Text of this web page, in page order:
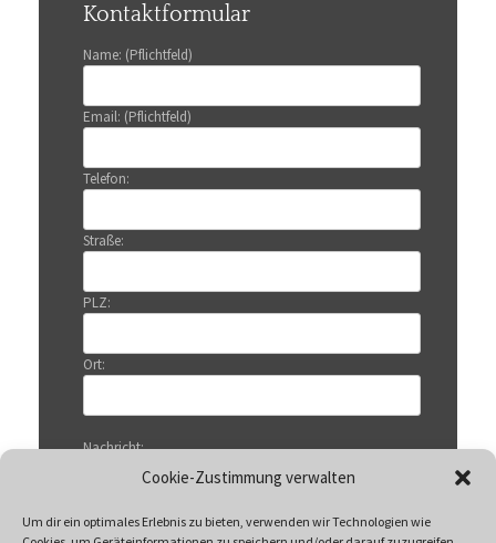
Cookie-Zustimmung verwalten
Um dir ein optimales Erlebnis zu bieten, verwenden wir Technologien wie
Kontaktformular
Name: (Pflichtfeld)
Email: (Pflichtfeld)
Telefon:
Straße:
PLZ:
Ort:
Nachricht: